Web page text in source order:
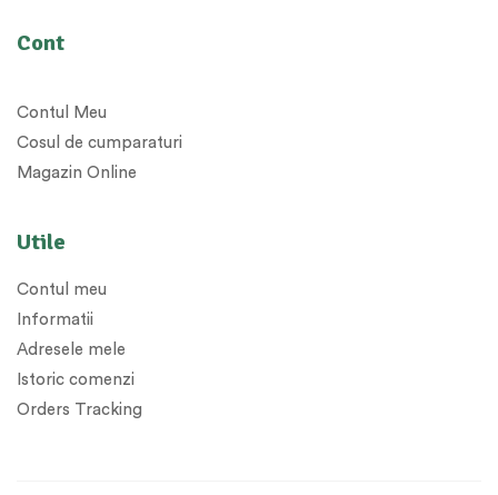
Cont
Contul Meu
Cosul de cumparaturi
Magazin Online
Utile
Contul meu
Informatii
Adresele mele
Istoric comenzi
Orders Tracking